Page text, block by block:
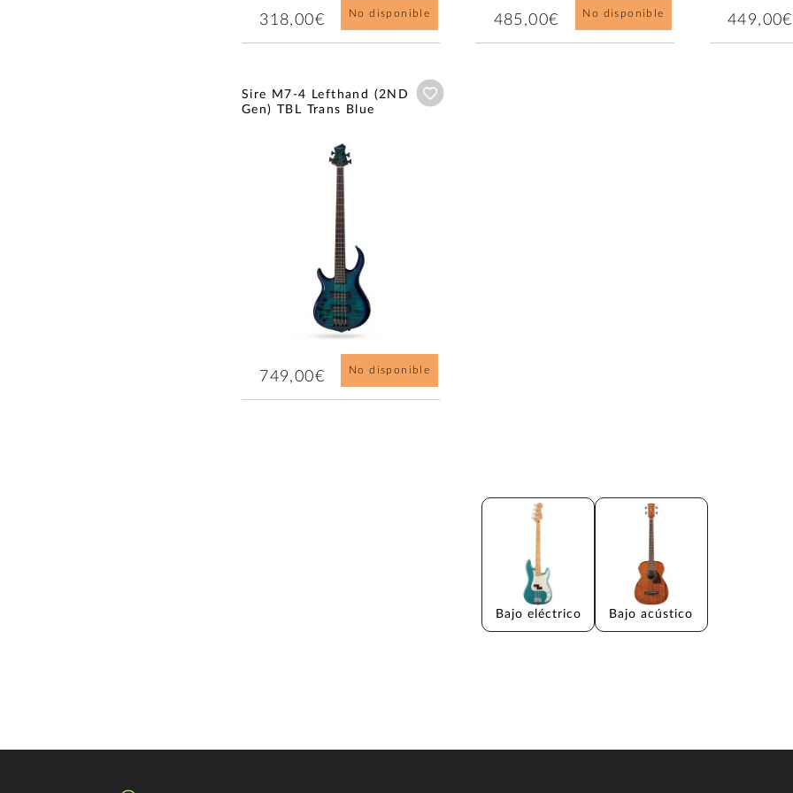
318,00€ No disponible 485,00€ No disponible 449,00€
Sire M7-4 Lefthand (2ND
Gen) TBL Trans Blue
749,00€ No disponible
Bajo eléctrico Bajo acústico